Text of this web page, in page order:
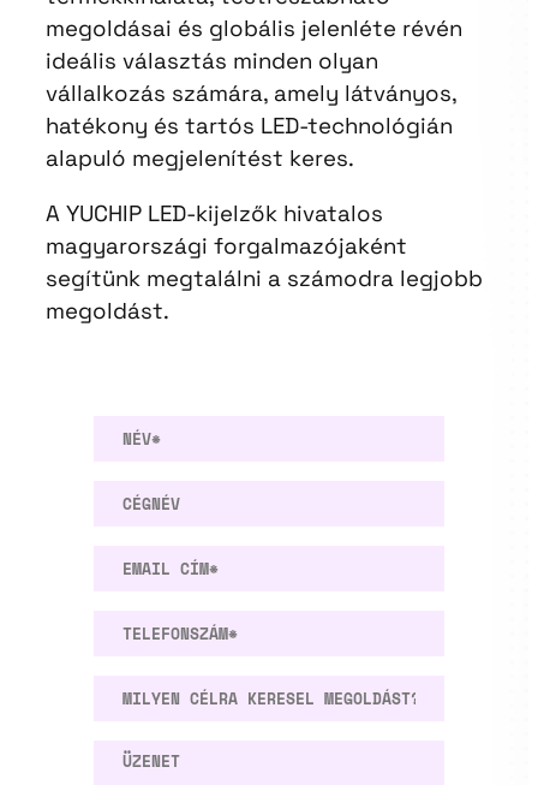
megoldásai és globális jelenléte révén
ideális választás minden olyan
vállalkozás számára, amely látványos,
hatékony és tartós LED-technológián
alapuló megjelenítést keres.
A YUCHIP LED-kijelzők hivatalos
magyarországi forgalmazójaként
segítünk megtalálni a számodra legjobb
megoldást.